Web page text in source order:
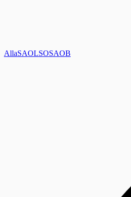
AllaSAOLSOSAOB